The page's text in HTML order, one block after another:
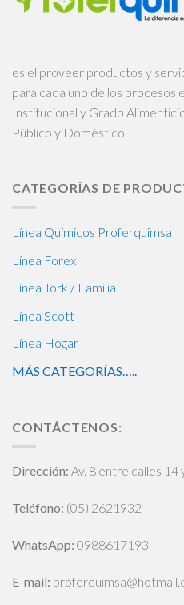
es el proveer productos y
para cada uno de los procesos
Institucional y Grado
Público y Doméstico.
CATEGORÍAS DE
Línea Químicos Proferquimsa
Línea Forex
Línea Tork / Familia
Línea Scott
Línea Hogar
MÁS CATEGORÍAS…..
CONTÁCTENOS:
Dirección: Av. 8 entre calles
Teléfono: (05) 2621932
WhatsApp: 0988617193
E-mail: